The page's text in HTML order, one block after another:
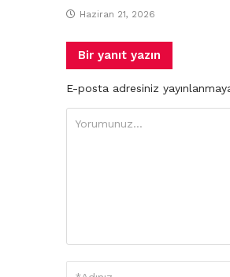
Haziran 21, 2026
Bir yanıt yazın
E-posta adresiniz